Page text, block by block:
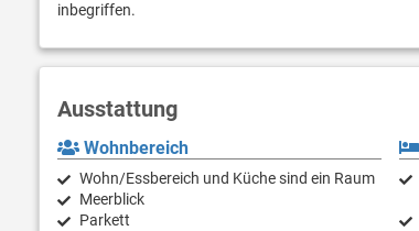
inbegriffen.
Ausstattung
Wohnbereich
Wohn/Essbereich und Küche sind ein Raum
Meerblick
Parkett